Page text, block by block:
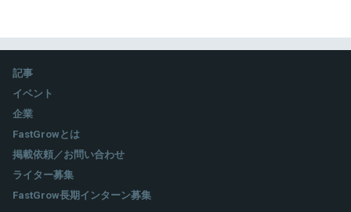
オンで経営支援を行う。2020年11月エミウム株式会社を設立、
代表取締役に就任。
記事
イベント
企業
FastGrowとは
掲載依頼／お問い合わせ
ライター募集
FastGrow長期インターン募集